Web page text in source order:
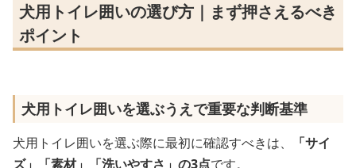
犬用トイレ囲いの選び方｜まず押さえるべき
ポイント
犬用トイレ囲いを選ぶうえで重要な判断基準
犬用トイレ囲いを選ぶ際に最初に確認すべきは、
「サイ
ズ」「素材」「洗いやすさ」の3点です。